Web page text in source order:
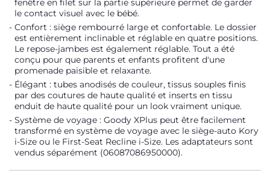
fenêtre en filet sur la partie supérieure permet de garder
le contact visuel avec le bébé.
Confort : siège rembourré large et confortable. Le dossier
est entièrement inclinable et réglable en quatre positions.
Le repose-jambes est également réglable. Tout a été
conçu pour que parents et enfants profitent d'une
promenade paisible et relaxante.
Élégant : tubes anodisés de couleur, tissus souples finis
par des coutures de haute qualité et inserts en tissu
enduit de haute qualité pour un look vraiment unique.
Système de voyage : Goody XPlus peut être facilement
transformé en système de voyage avec le siège-auto Kory
i-Size ou le First-Seat Recline i-Size. Les adaptateurs sont
vendus séparément (06087086950000).